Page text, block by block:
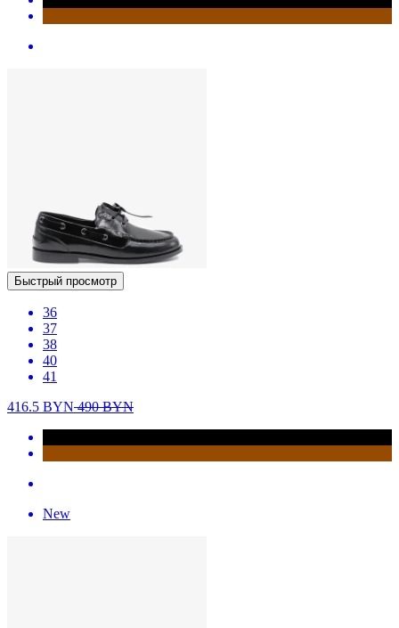
Быстрый просмотр
36
37
38
40
41
416.5 BYN490BYN
New